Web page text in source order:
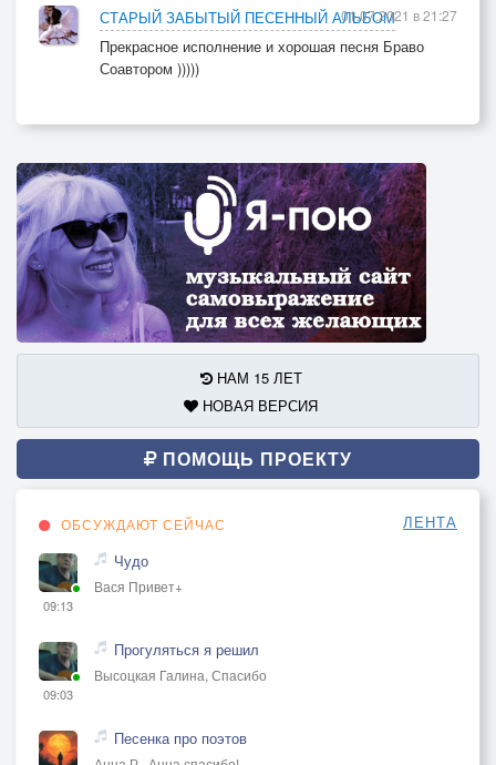
СТАРЫЙ ЗАБЫТЫЙ ПЕСЕННЫЙ АЛЬБОМ
Прекрасное исполнение и хорошая песня Браво
Соавтором )))))
01.07.2021 в 21:27
НАМ 15 ЛЕТ
НОВАЯ ВЕРСИЯ
ПОМОЩЬ ПРОЕКТУ
ОБСУЖДАЮТ СЕЙЧАС ЛЕНТА
09:13
Чудо
Вася Привет+
09:03
Прогуляться я решил
Высоцкая Галина, Спасибо
Песенка про поэтов